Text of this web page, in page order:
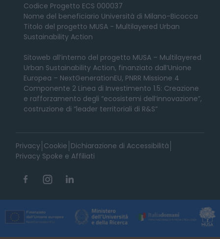
Codice Progetto ECS 000037
Nome del beneficiario Università di Milano-Bicocca
Titolo del progetto MUSA - Multilayered Urban
Sustainability Action
Sitoweb all’interno del progetto MUSA – Multilayered
Urban Sustainability Action, finanziato dall’Unione
Europea – NextGenerationEU, PNRR Missione 4
Componente 2 Linea di Investimento 1.5: Creazione
e rafforzamento degli “ecosistemi dell’innovazione”,
costruzione di “leader territoriali di R&S”
Privacy Cookie Dichiarazione di Accessibilità
Privacy Spoke e Affiliati